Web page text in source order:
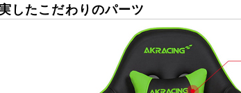
したこだわりのパーツ